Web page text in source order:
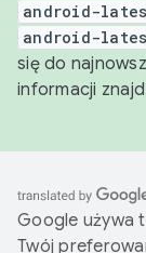
android-
android-
się do
informacji
Google używa
Twój